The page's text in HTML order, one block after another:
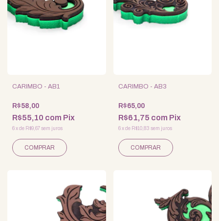
CARIMBO - AB1
R$58,00
R$55,10 com Pix
6xde R$9,67sem juros
CARIMBO - AB3
R$65,00
R$61,75 com Pix
6 xde R$10,83 sem juros